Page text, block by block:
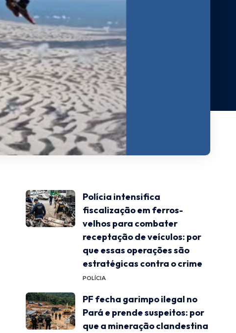
Polícia intensifica
fiscalização em ferros-
velhos para combater
receptação de veículos: por
que essas operações são
estratégicas contra o crime
POLÍCIA
PF fecha garimpo ilegal no
Pará e prende suspeitos: por
que a mineração clandestina